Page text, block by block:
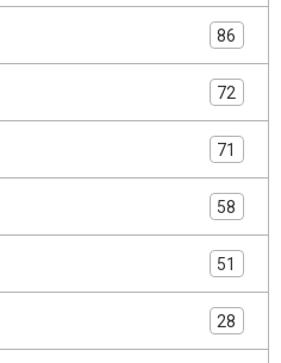
86
72
71
58
51
28